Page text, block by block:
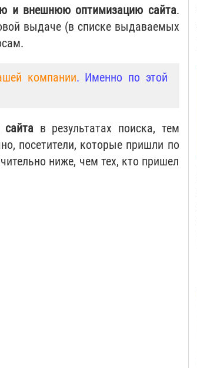
и внешнюю оптимизацию сайта.
выдаче (в списке выдаваемых
компании. Именно по этой
сайта в результатах поиска, тем
посетители, которые пришли по
ниже, чем тех, кто пришел